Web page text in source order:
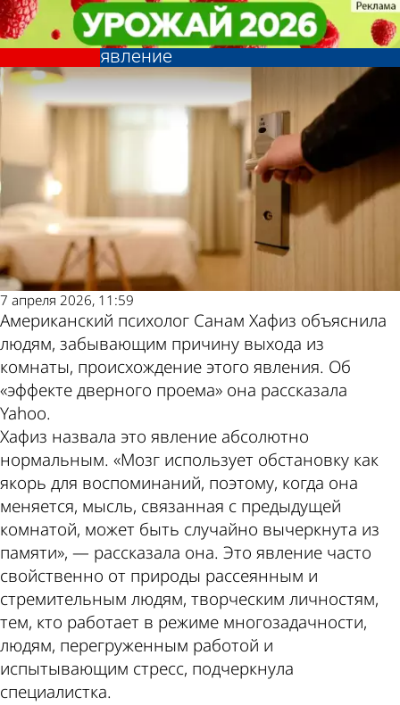
Забывающим причину выхода из
комнаты людям объяснили это
явление
В стране и
мире
7 апреля 2026, 11:59
Американский психолог Санам Хафиз объяснила
людям, забывающим причину выхода из
комнаты, происхождение этого явления. Об
«эффекте дверного проема» она рассказала
Yahoo.
Хафиз назвала это явление абсолютно
нормальным. «Мозг использует обстановку как
якорь для воспоминаний, поэтому, когда она
меняется, мысль, связанная с предыдущей
комнатой, может быть случайно вычеркнута из
памяти», — рассказала она. Это явление часто
свойственно от природы рассеянным и
стремительным людям, творческим личностям,
тем, кто работает в режиме многозадачности,
людям, перегруженным работой и
испытывающим стресс, подчеркнула
специалистка.
Забывающим причину выхода из
комнаты людям объяснили это
явление
В стране и
мире
Другие новости
по теме
Погода и курсы
валют в Пензе